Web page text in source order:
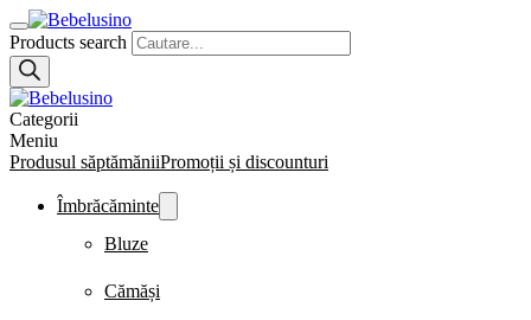
Products search
Categorii
Meniu
Produsul săptămăniiPromoții și discounturi
Îmbrăcăminte
Bluze
Cămăși